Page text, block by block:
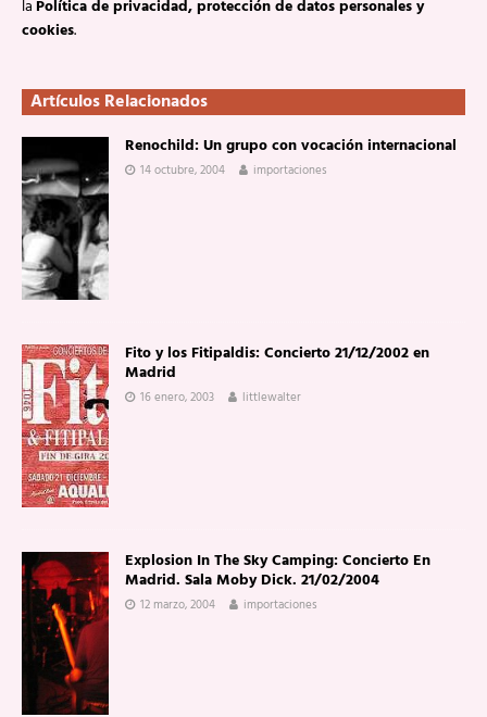
laPolítica de privacidad, protección de datos personales y
cookies.
Artículos Relacionados
Renochild: Un grupo con vocación internacional
14 octubre, 2004 importaciones
Fito y los Fitipaldis: Concierto 21/12/2002 en
Madrid
16 enero, 2003 littlewalter
Explosion In The Sky Camping: Concierto En
Madrid. Sala Moby Dick. 21/02/2004
12 marzo, 2004 importaciones